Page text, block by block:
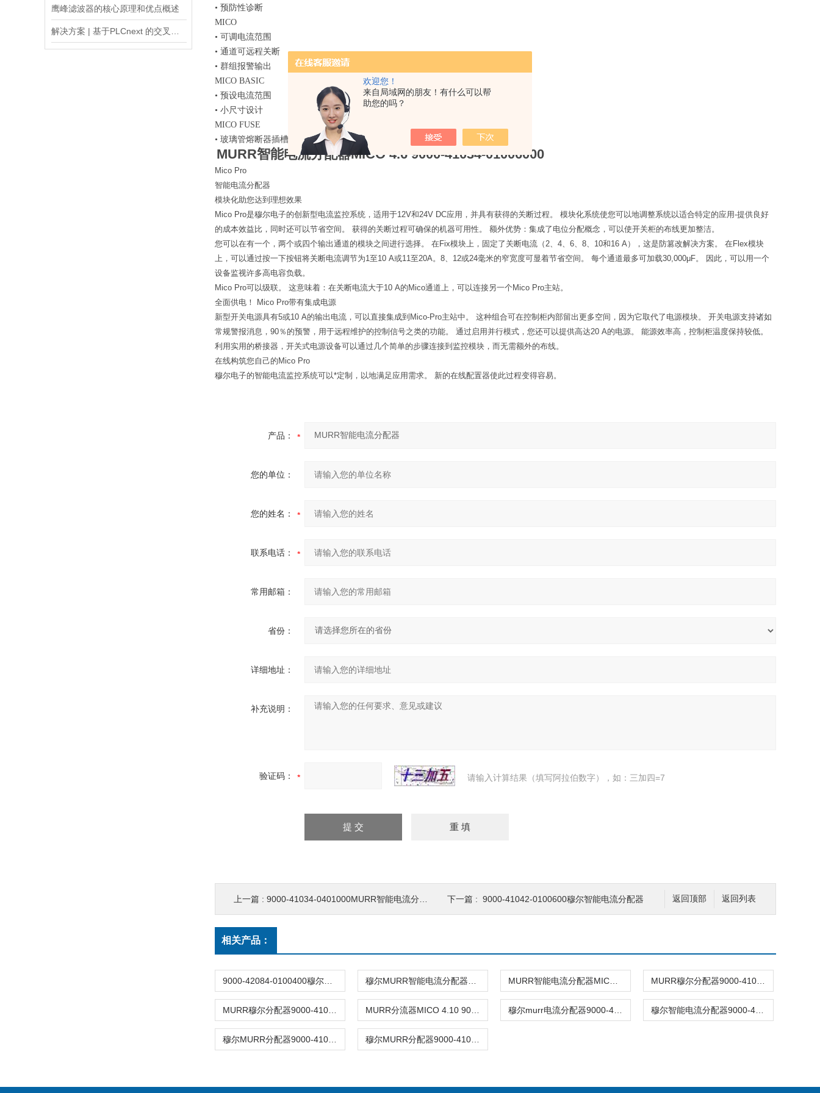
欢迎您！
来自局域网的朋友！有什么可以帮
助您的吗？
鹰峰滤波器的核心原理和优点概述
• 预防性诊断
MICO
• 可调电流范围
• 通道可远程关断
• 群组报警输出
MICO BASIC
• 预设电流范围
• 小尺寸设计
MICO FUSE
• 玻璃管熔断器插槽 5 × 20mm
MURR智能电流分配器MICO 4.6 9000-41034-01006000
Mico Pro
智能电流分配器
模块化助您达到理想效果
Mico Pro是穆尔电子的创新型电流监控系统，适用于12V和24V DC应用，并具有获得的关断过程。 模块化系统使您可以地调整系统以适合特定的应用-提供良好
的成本效益比，同时还可以节省空间。 获得的关断过程可确保的机器可用性。 额外优势：集成了电位分配概念，可以使开关柜的布线更加整洁。
您可以在有一个，两个或四个输出通道的模块之间进行选择。 在Fix模块上，固定了关断电流（2、4、6、8、10和16 A），这是防篡改解决方案。 在Flex模块
上，可以通过按一下按钮将关断电流调节为1至10 A或11至20A。8、12或24毫米的窄宽度可显着节省空间。 每个通道最多可加载30,000μF。 因此，可以用一个
设备监视许多高电容负载。
Mico Pro可以级联。 这意味着：在关断电流大于10 A的Mico通道上，可以连接另一个Mico Pro主站。
全面供电！ Mico Pro带有集成电源
新型开关电源具有5或10 A的输出电流，可以直接集成到Mico-Pro主站中。 这种组合可在控制柜内部留出更多空间，因为它取代了电源模块。 开关电源支持诸如
常规警报消息，90％的预警，用于远程维护的控制信号之类的功能。 通过启用并行模式，您还可以提供高达20 A的电源。 能源效率高，控制柜温度保持较低。
利用实用的桥接器，开关式电源设备可以通过几个简单的步骤连接到监控模块，而无需额外的布线。
在线构筑您自己的Mico Pro
穆尔电子的智能电流监控系统可以*定制，以地满足应用需求。 新的在线配置器使此过程变得容易。
产品：
您的单位：
您的姓名：
联系电话：
常用邮箱：
省份：
详细地址：
补充说明：
验证码： 请输入计算结果（填写阿拉伯数字），如：三加四=7
返回列表
返回顶部
上一篇 : 9000-41034-0401000MURR智能电流分配器 下一篇 : 9000-41042-0100600穆尔智能电流分配器
相关产品：